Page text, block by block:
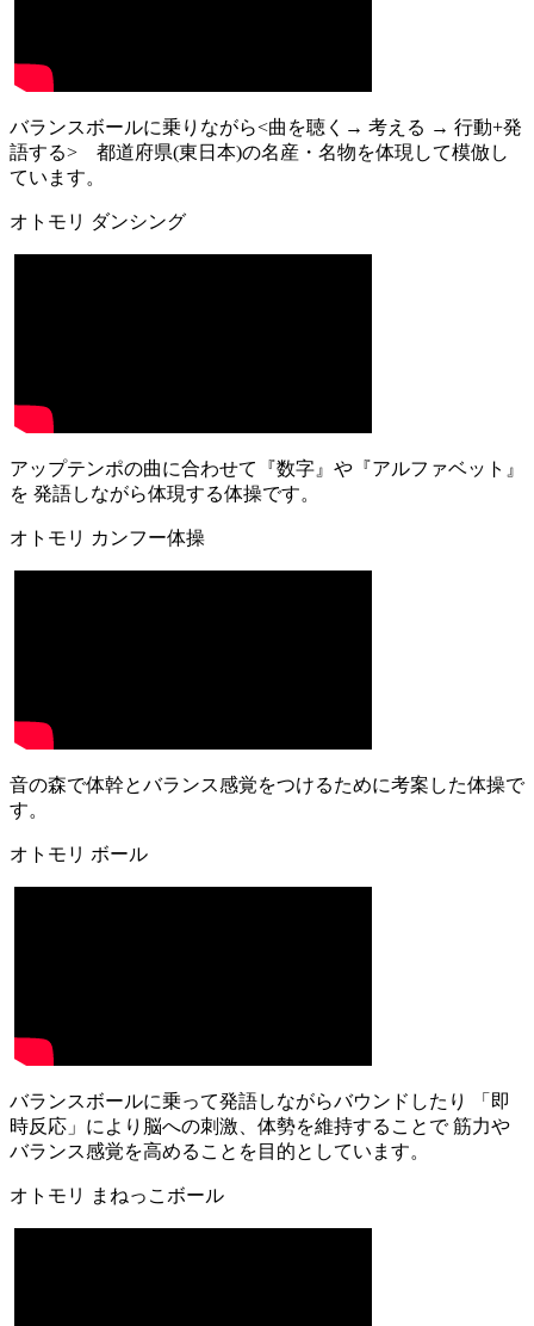
バランスボールに乗りながら<曲を聴く→ 考える → 行動+発
語する> 都道府県(東日本)の名産・名物を体現して模倣し
ています。
オトモリ ダンシング
アップテンポの曲に合わせて『数字』や『アルファベット』
を 発語しながら体現する体操です。
オトモリ カンフー体操
音の森で体幹とバランス感覚をつけるために考案した体操で
す。
オトモリ ボール
バランスボールに乗って発語しながらバウンドしたり 「即
時反応」により脳への刺激、体勢を維持することで 筋力や
バランス感覚を高めることを目的としています。
オトモリ まねっこボール